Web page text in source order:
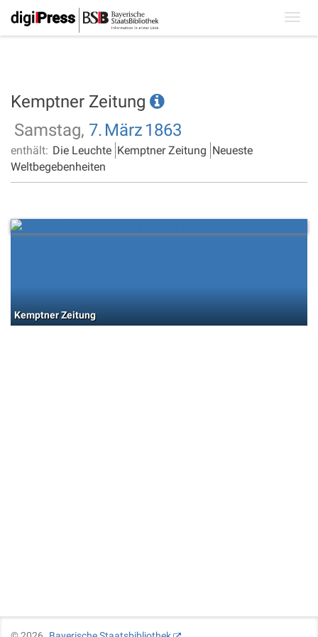
Kemptner Zeitung
Samstag, 7. März 1863
enthält: Die Leuchte Kemptner Zeitung Neueste
Weltbegebenheiten
Kemptner Zeitung